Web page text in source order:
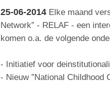
25-06-2014Elke maand
Network” - RELAF - een
komen o.a. de volgende
- Initiatief voor
- Nieuw ”National Childhood